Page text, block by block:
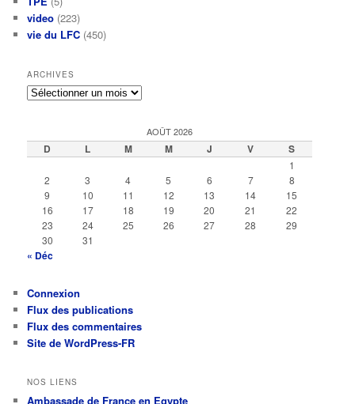
video (223)
vie du LFC (450)
ARCHIVES
Archives
AOÛT 2026
D L M M J V S
1
2
3 4 5 6 7
8
9
10 11 12 13 14
15
16
17 18 19 20 21
22
23
24 25 26 27 28
29
30
31
« Déc
Connexion
Flux des publications
Flux des commentaires
Site de WordPress-FR
NOS LIENS
Ambassade de France en Egypte